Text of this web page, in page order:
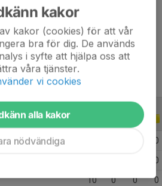
år
0
0
10 0 0 0
kakor
kakor (cookies) för att vår
bra för dig. De används
i syfte att hjälpa oss att
våra tjänster.
vi cookies
alla kakor
nödvändiga